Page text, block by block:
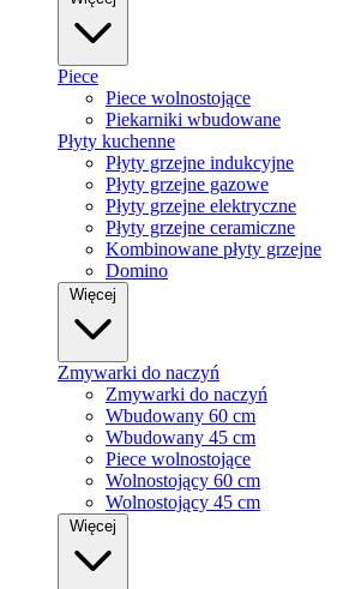
Piece
Piece wolnostojące
Piekarniki wbudowane
Płyty kuchenne
Płyty grzejne indukcyjne
Płyty grzejne gazowe
Płyty grzejne elektryczne
Płyty grzejne ceramiczne
Kombinowane płyty grzejne
Domino
Zmywarki do naczyń
Zmywarki do naczyń
Wbudowany 60 cm
Wbudowany 45 cm
Piece wolnostojące
Wolnostojący 60 cm
Wolnostojący 45 cm